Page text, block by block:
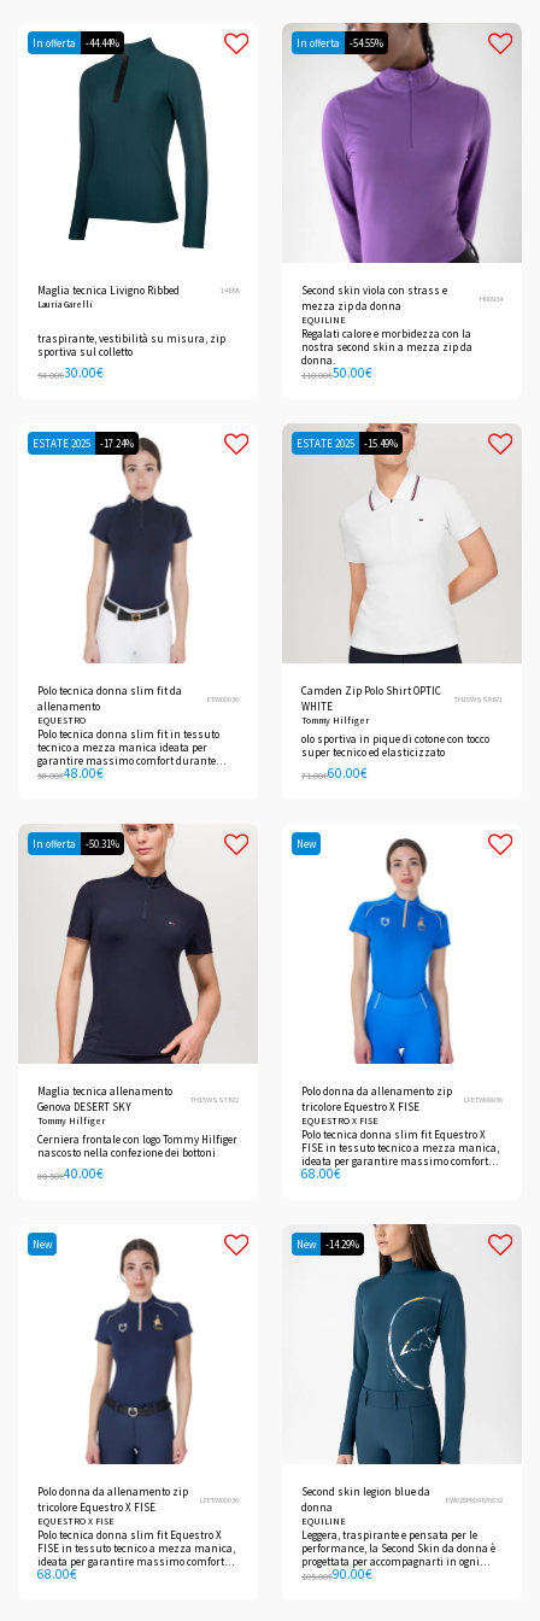
In offerta -44.44%
Maglia tecnica Livigno Ribbed 14888
Lauria Garelli
traspirante, vestibilità su misura, zip
sportiva sul colletto
54.00€30.00€
In offerta -54.55%
Second skin viola con strass e
mezza zip da donna
H00934
EQUILINE
Regalati calore e morbidezza con la
nostra second skin a mezza zip da
donna.
110.00€50.00€
ESTATE 2025 -17.24%
Polo tecnica donna slim fit da
allenamento
ETW00036
EQUESTRO
Polo tecnica donna slim fit in tessuto
tecnico a mezza manica ideata per
garantire massimo comfort durante
l'allenamento.
58.00€48.00€
ESTATE 2025 -15.49%
Camden Zip Polo Shirt OPTIC
WHITE
TH15WSSP871
Tommy Hilfiger
olo sportiva in pique di cotone con tocco
super tecnico ed elasticizzato
71.00€60.00€
In offerta -50.31%
Maglia tecnica allenamento
Genova DESERT SKY
TH15WSST872
Tommy Hilfiger
Cerniera frontale con logo Tommy Hilfiger
nascosto nella confezione dei bottoni
80.50€40.00€
New
Polo donna da allenamento zip
tricolore Equestro X FISE
LFETW00036
EQUESTRO X FISE
Polo tecnica donna slim fit Equestro X
FISE in tessuto tecnico a mezza manica,
ideata per garantire massimo comfort
durante l'allenamento.
68.00€
New
Polo donna da allenamento zip
tricolore Equestro X FISE
LFETW00036
EQUESTRO X FISE
Polo tecnica donna slim fit Equestro X
FISE in tessuto tecnico a mezza manica,
ideata per garantire massimo comfort
durante l'allenamento.
68.00€
New -14.29%
Second skin legion blue da
donna
EW025PR09876632
EQUILINE
Leggera, traspirante e pensata per le
performance, la Second Skin da donna è
progettata per accompagnarti in ogni
movimento.
105.00€90.00€